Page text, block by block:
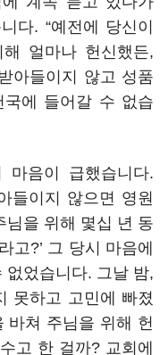
다. “예전에 당신이
얼마나 헌신했든,
아들이지 않고 성품
에 들어갈 수 없습
음이 급했습니다.
들이지 않으면 영원
을 위해 몇십 년 동
고?’ 그 당시 마음에
없었습니다. 그날 밤,
못하고 고민에 빠졌
바쳐 주님을 위해 헌
고 한 걸까? 교회에